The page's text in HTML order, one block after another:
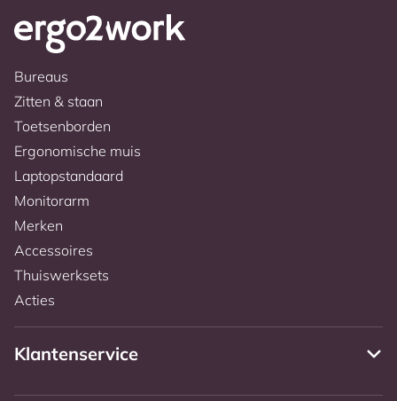
Bureaus
Zitten & staan
Toetsenborden
Ergonomische muis
Laptopstandaard
Monitorarm
Merken
Accessoires
Thuiswerksets
Acties
Klantenservice